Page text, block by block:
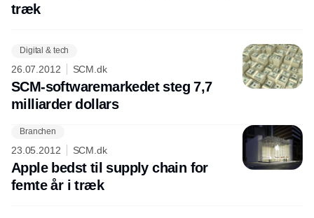
træk
Digital & tech
26.07.2012 SCM.dk
SCM-softwaremarkedet steg 7,7
milliarder dollars
Branchen
23.05.2012 SCM.dk
Apple bedst til supply chain for
femte år i træk